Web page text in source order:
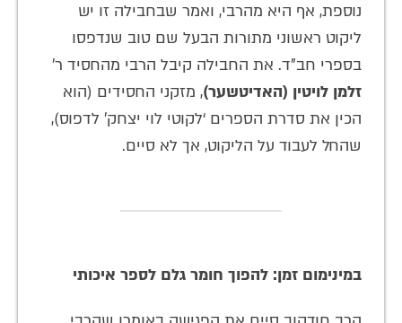
נוספת, אף היא מהרבי, ואמר שבחבילה זו יש
ליקוט ראשוני מתורות הבעל שם טוב שנדפסו
בספרי חב”ד. את החבילה קיבל הרבי מהחסיד ר’
זלמן לויטין (האדיטשער), מזקני החסידים (הוא
הכין את סדרת הספרים ‘לקוטי לוי יצחק’ לדפוס),
שהחל לעבוד על הליקוט, אך לא סיים.
במינימום זמן: להפוך חומר גלם לספר איכותי